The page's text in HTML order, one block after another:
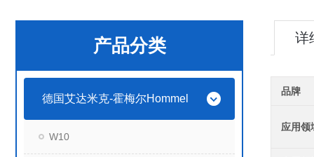
产品分类
德国艾达米克-霍梅尔Hommel
W10
详
品牌
应用领